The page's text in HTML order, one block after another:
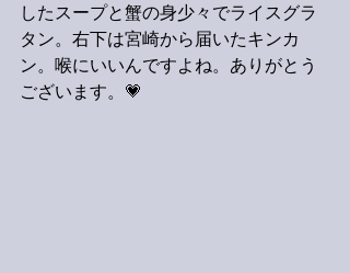
したスープと蟹の身少々でライスグラ
タン。右下は宮崎から届いたキンカ
ン。喉にいいんですよね。ありがとう
ございます。💗